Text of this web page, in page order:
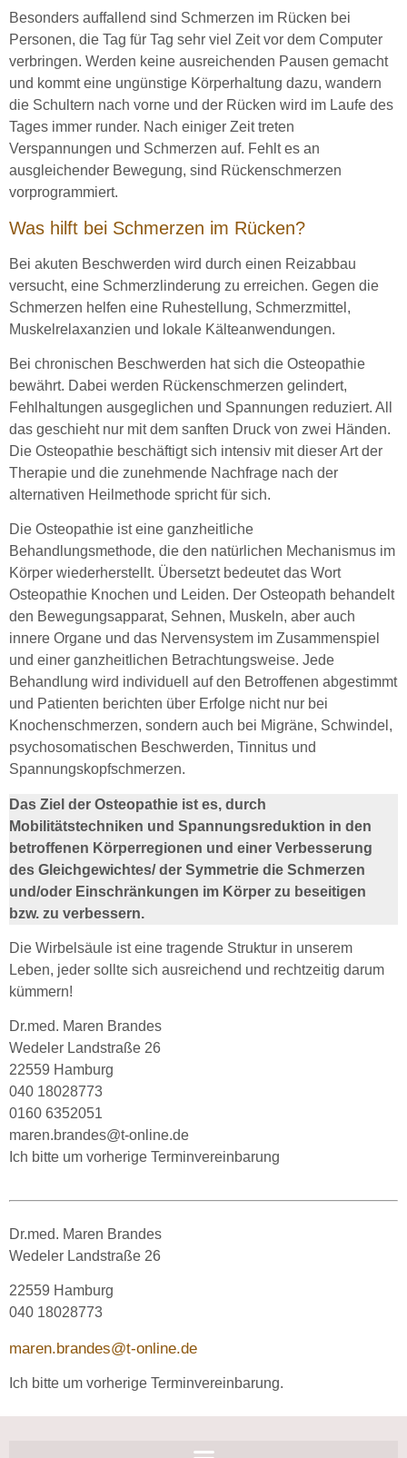
Besonders auffallend sind Schmerzen im Rücken bei
Personen, die Tag für Tag sehr viel Zeit vor dem Computer
verbringen. Werden keine ausreichenden Pausen gemacht
und kommt eine ungünstige Körperhaltung dazu, wandern
die Schultern nach vorne und der Rücken wird im Laufe des
Tages immer runder. Nach einiger Zeit treten
Verspannungen und Schmerzen auf. Fehlt es an
ausgleichender Bewegung, sind Rückenschmerzen
vorprogrammiert.
Was hilft bei Schmerzen im Rücken?
Bei akuten Beschwerden wird durch einen Reizabbau
versucht, eine Schmerzlinderung zu erreichen. Gegen die
Schmerzen helfen eine Ruhestellung, Schmerzmittel,
Muskelrelaxanzien und lokale Kälteanwendungen.
Bei chronischen Beschwerden hat sich die Osteopathie
bewährt. Dabei werden Rückenschmerzen gelindert,
Fehlhaltungen ausgeglichen und Spannungen reduziert. All
das geschieht nur mit dem sanften Druck von zwei Händen.
Die Osteopathie beschäftigt sich intensiv mit dieser Art der
Therapie und die zunehmende Nachfrage nach der
alternativen Heilmethode spricht für sich.
Die Osteopathie ist eine ganzheitliche
Behandlungsmethode, die den natürlichen Mechanismus im
Körper wiederherstellt. Übersetzt bedeutet das Wort
Osteopathie Knochen und Leiden. Der Osteopath behandelt
den Bewegungsapparat, Sehnen, Muskeln, aber auch
innere Organe und das Nervensystem im Zusammenspiel
und einer ganzheitlichen Betrachtungsweise. Jede
Behandlung wird individuell auf den Betroffenen abgestimmt
und Patienten berichten über Erfolge nicht nur bei
Knochenschmerzen, sondern auch bei Migräne, Schwindel,
psychosomatischen Beschwerden, Tinnitus und
Spannungskopfschmerzen.
Das Ziel der Osteopathie ist es, durch
Mobilitätstechniken und Spannungsreduktion in den
betroffenen Körperregionen und einer Verbesserung
des Gleichgewichtes/ der Symmetrie die Schmerzen
und/oder Einschränkungen im Körper zu beseitigen
bzw. zu verbessern.
Die Wirbelsäule ist eine tragende Struktur in unserem
Leben, jeder sollte sich ausreichend und rechtzeitig darum
kümmern!
Dr.med. Maren Brandes
Wedeler Landstraße 26
22559 Hamburg
040 18028773
0160 6352051
maren.brandes@t-online.de
Ich bitte um vorherige Terminvereinbarung
Dr.med. Maren Brandes
Wedeler Landstraße 26
22559 Hamburg
040 18028773
maren.brandes@t-online.de
Ich bitte um vorherige Terminvereinbarung.